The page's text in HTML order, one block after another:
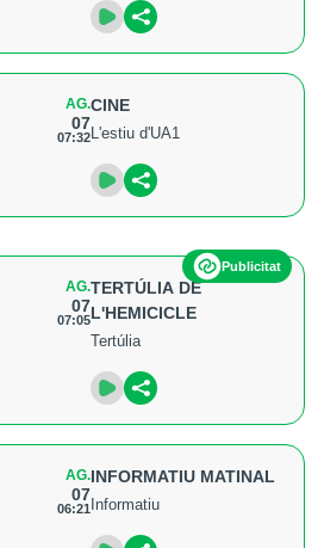
AG.
07
07:32
CINE
L'estiu d'UA1
Publicitat
AG.
07
07:05
TERTÚLIA DE
L'HEMICICLE
Tertúlia
AG.
07
06:21
INFORMATIU MATINAL
Informatiu